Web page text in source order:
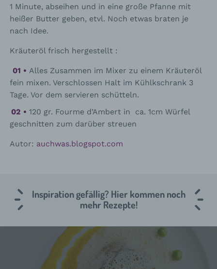
1 Minute, abseihen und in eine große Pfanne mit
heißer Butter geben, etvl. Noch etwas braten je
nach Idee.
Kräuteröl frisch hergestellt :
Alles Zusammen im Mixer zu einem Kräuteröl
fein mixen. Verschlossen Halt im Kühlkschrank 3
Tage. Vor dem servieren schütteln.
120 gr. Fourme d’Ambert in ca. 1cm Würfel
geschnitten zum darüber streuen
Autor: auchwas.blogspot.com
Inspiration gefällig? Hier kommen noch
mehr Rezepte!